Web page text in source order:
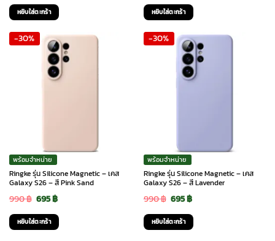
price
was:
990 ฿.
price
is:
695 ฿.
หยิบใส่ตะกร้า
price
was:
990 ฿.800 ฿.
หยิบใส่ตะกร้า
-30%
พร้อมจำหน่าย
Ringke รุ่น Silicone Magnetic – เคส
Galaxy S26 – สี Pink Sand
990฿ Original
price
was:
695฿Current
price
is:
หยิบใส่ตะกร้า
-30%
พร้อมจำหน่าย
Ringke รุ่น Silicone Magnetic – เคส
Galaxy S26 – สี Lavender
990฿ Original
price
was:
695฿Current
price
is:
หยิบใส่ตะกร้า